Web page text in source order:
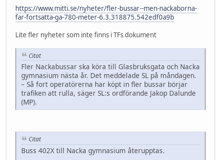
https://www.mitti.se/nyheter/fler-bussar--men-nackaborna-
far-fortsatta-ga-780-meter-6.3.318875.542edf0a9b
Lite fler nyheter som inte finns i TFs dokument
Citat
Fler Nackabussar ska köra till Glasbruksgata och Nacka
gymnasium nästa år. Det meddelade SL på måndagen.
– Så fort operatörerna har köpt in fler bussar börjar
trafiken att rulla, säger SL:s ordförande Jakop Dalunde
(MP).
Citat
Buss 402X till Nacka gymnasium återupptas.